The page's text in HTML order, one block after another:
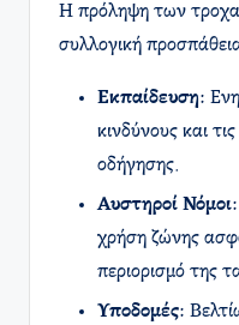
Η πρόληψη των
συλλογική
Εκπαίδευση:
κινδύνους και
οδήγησης.
Αυστηροί Νόμοι
χρήση ζώνης
περιορισμό της
Υποδομές: